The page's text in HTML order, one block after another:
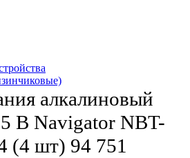
алкалиновый
В Navigator NBT-
(4 шт) 94 751